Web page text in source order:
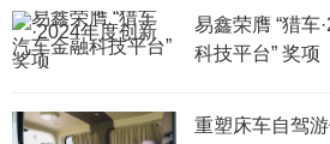
易鑫荣膺 “猎车
科技平台” 奖项
重塑床车自驾